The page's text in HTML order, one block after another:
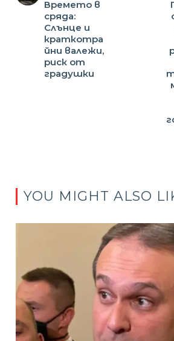
Времето в
сряда:
Слънце и
краткотра
йни валежи,
риск от
градушки
YOU MIGHT ALSO